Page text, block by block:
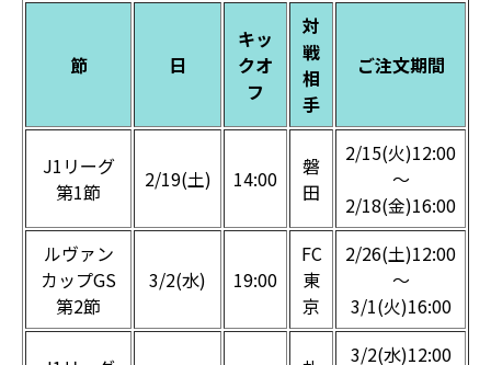
節 日
キッ
クオ
フ
対
戦
相
手
ご注文期間
J1リーグ
第1節
2/19(土) 14:00
磐
田
2/15(火)12:00
～
2/18(金)16:00
ルヴァン
カップGS
第2節
3/2(水) 19:00
FC
東
京
2/26(土)12:00
～
3/1(火)16:00
3/2(水)12:00